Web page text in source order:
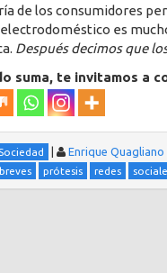
de los consumidores
es
Después decimos que
suma, te invitamos a
Sociedad | Enrique Quagliano
prótesis redes